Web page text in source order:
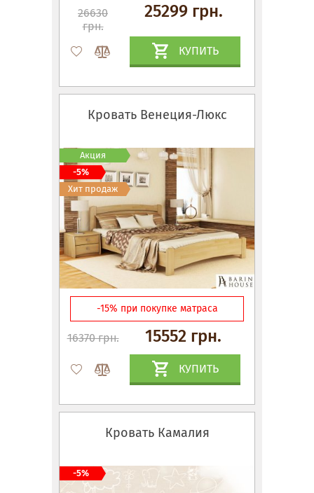
26630
грн.
25299 грн.
КУПИТЬ
Кровать Венеция-Люкс
-15% при покупке матраса
16370 грн. 15552 грн.
КУПИТЬ
Акция
-5%
Хит продаж
Кровать Камалия
-5%